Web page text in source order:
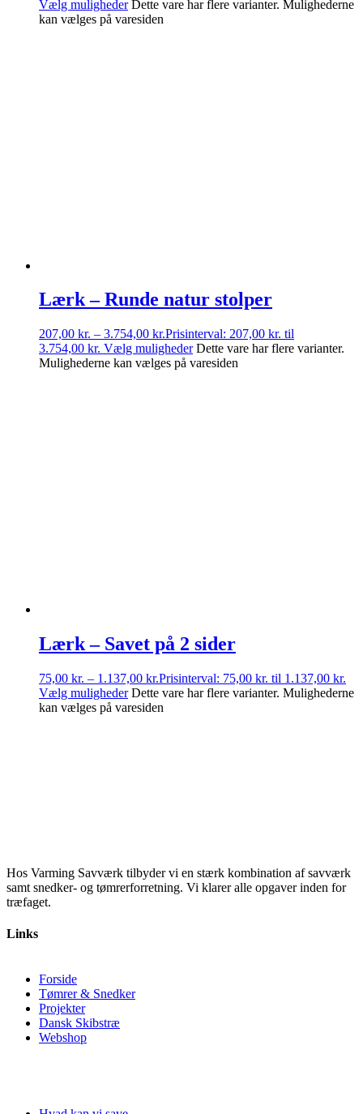
Vælg muligheder Dette vare har flere varianter. Mulighederne
kan vælges på varesiden
Lærk – Runde natur stolper
207,00 kr. – 3.754,00 kr.Prisinterval: 207,00 kr. til
3.754,00 kr. Vælg muligheder Dette vare har flere varianter.
Mulighederne kan vælges på varesiden
Lærk – Savet på 2 sider
75,00 kr. – 1.137,00 kr.Prisinterval: 75,00 kr. til 1.137,00 kr.
Vælg muligheder Dette vare har flere varianter. Mulighederne
kan vælges på varesiden
Hos Varming Savværk tilbyder vi en stærk kombination af savværk
samt snedker- og tømrerforretning. Vi klarer alle opgaver inden for
træfaget.
Links
Forside
Tømrer & Snedker
Projekter
Dansk Skibstræ
Webshop